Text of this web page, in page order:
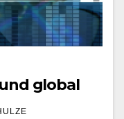
global